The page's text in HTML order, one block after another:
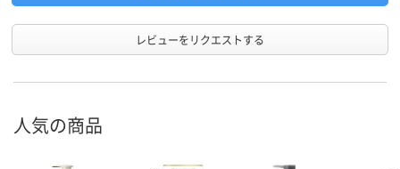
レビューをリクエストする
人気の商品